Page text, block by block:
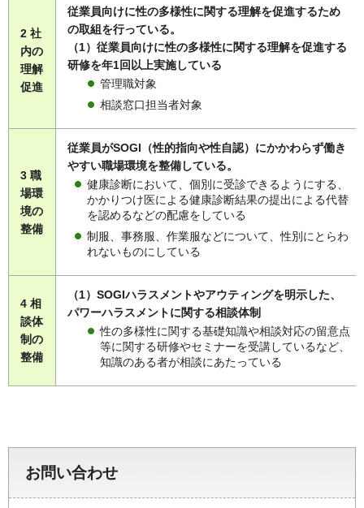
2 社
内の
理解
促進
従業員向けに性の多様性に関する理解を促進するため
の取組を行っている。
（1）従業員向けに性の多様性に関する理解を促進する
研修を年1回以上実施している
管理職対象
相談窓口担当者対象
3 職
場環
境の
整備
従業員がSOGI（性的指向や性自認）にかかわらず働き
やすい職場環境を整備している。
健康診断において、個別に受診できるようにする、
かかりつけ医による健康診断結果の提出による代替
を認めるなどの配慮をしている
制服、事務服、作業服などについて、性別にとらわ
れないものにしている
4 相
談体
制の
整備
（1）SOGIハラスメントやアウティングを明示した、
パワーハラスメントに関する相談体制
性の多様性に関する基礎知識や相談対応の留意点
等に関する研修やセミナーを受講しているなど、
知識のある者が相談にあたっている
お問い合わせ